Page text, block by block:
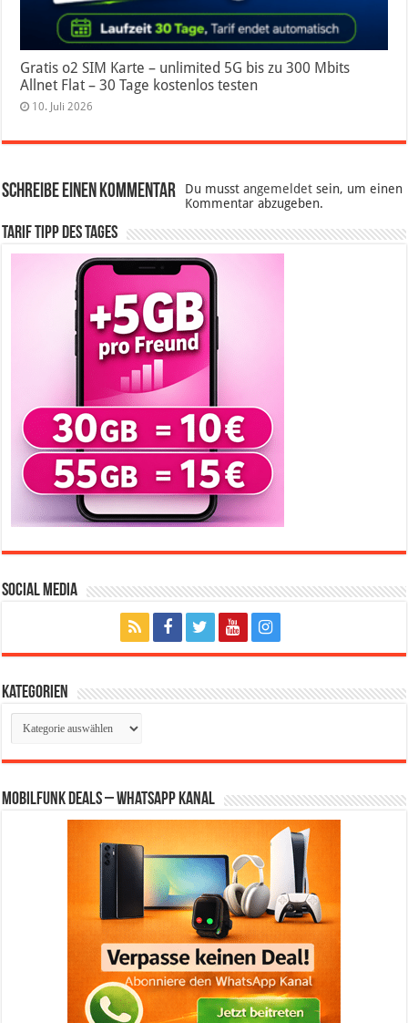
Gratis o2 SIM Karte – unlimited 5G bis zu 300 Mbits
Allnet Flat – 30 Tage kostenlos testen
10. Juli 2026
Schreibe einen Kommentar Du musstangemeldet sein, um einen
Kommentar abzugeben.
Tarif Tipp des Tages
Social Media
Kategorien
Kategorien
Mobilfunk Deals – WhatsApp Kanal